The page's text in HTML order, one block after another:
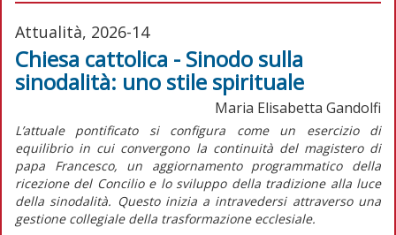
Attualità, 2026-14
Chiesa cattolica - Sinodo sulla
sinodalità: uno stile spirituale
Maria Elisabetta Gandolfi
L’attuale pontificato si configura come un esercizio di
equilibrio in cui convergono la continuità del magistero di
papa Francesco, un aggiornamento programmatico della
ricezione del Concilio e lo sviluppo della tradizione alla luce
della sinodalità. Questo inizia a intravedersi attraverso una
gestione collegiale della trasformazione ecclesiale.